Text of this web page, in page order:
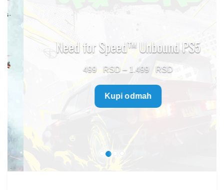
Need for Speed™ Unbound PS5
– 1.499
Price
range:
Kupi odmah